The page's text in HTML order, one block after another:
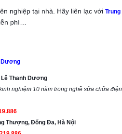
nghiệp tại nhà. Hãy liên lạc với Trung
phí…
Dương
Thanh Dương
nghiệm 10 năm trong nghề sửa chữa điện
Thượng, Đống Đa, Hà Nội